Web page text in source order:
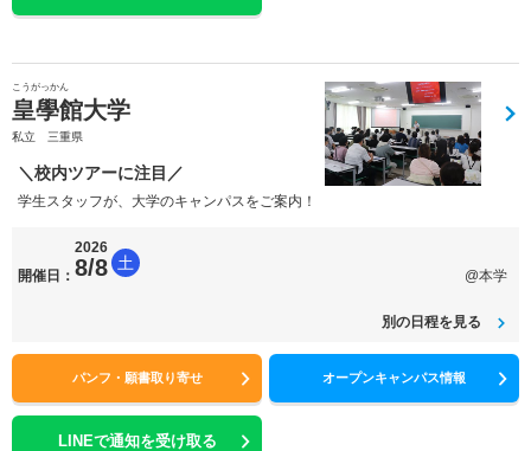
こうがっかん
皇學館大学
私立 三重県
＼校内ツアーに注目／
学生スタッフが、大学のキャンパスをご案内！
開催日：
2026
8/8 土
@本学
別の日程を見る
パンフ・願書取り寄せ オープンキャンパス情報
LINEで通知を受け取る